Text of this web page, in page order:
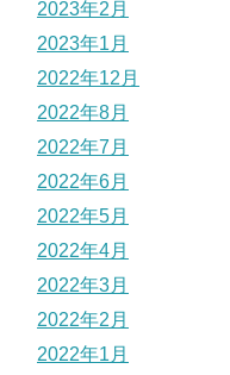
2023年2月
2023年1月
2022年12月
2022年8月
2022年7月
2022年6月
2022年5月
2022年4月
2022年3月
2022年2月
2022年1月